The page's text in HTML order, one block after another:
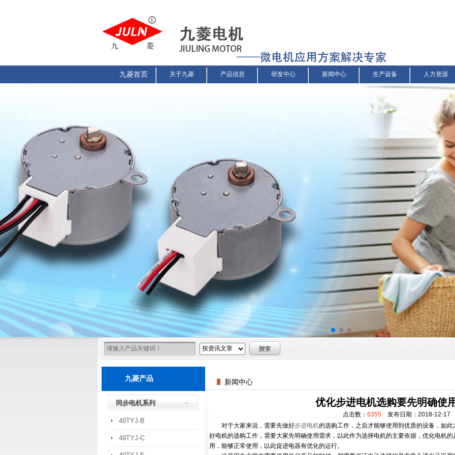
九菱首页 关于九菱 产品信息 研发中心 新闻中心 生产设备 人力资源
九菱产品
同步电机系列
49TYJ-B
49TYJ-C
新闻中心
优化步进电机选购要先明确使
点击数： 6355 发布日期：2018-12-17
对于大家来说，需要先做好步进电机的选购工作，之后才能够使用到优质的设备，如
好电机的选购工作，需要大家先明确使用需求，以此作为选择电机的主要依据，优化电机
用，能够正常使用，以此促进电器有优化的运行。